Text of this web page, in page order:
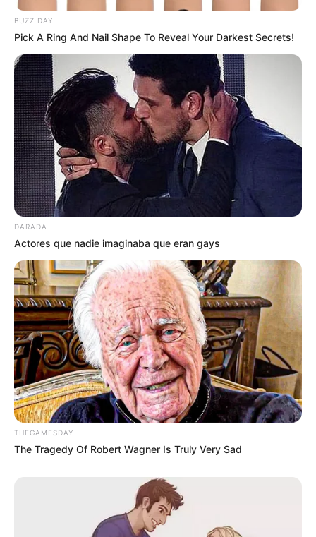
convertido en mucho más que una herramienta
de pago. En 2026, representan exclusividad,
acceso privilegiado y un estilo de vida de alto
nivel. Bancos y fintechs compiten ferozmente
para atraer a clientes con altos ingresos
mediante beneficios cada vez más lujosos y
personalizados.
Actualmente, las tarjetas premium ofrecen
ventajas como acceso ilimitado a salas VIP en
aeropuertos, seguros de viaje internacionales,
cashback elevado, programas de puntos
flexibles y experiencias exclusivas en hoteles y
restaurantes de lujo.
Entre las más destacadas del mercado se
American Express, Visa Infinite y Mastercard
World Elite, dirigidas especialmente a
empresarios, inversionistas y viajeros
frecuentes. Algunas incluso incluyen asistentes
BUZZ DAY
Pick A Ring And Nail Shape To Reveal Your Darkest Secrets!
DARADA
Actores que nadie imaginaba que eran gays
THEGAMESDAY
The Tragedy Of Robert Wagner Is Truly Very Sad